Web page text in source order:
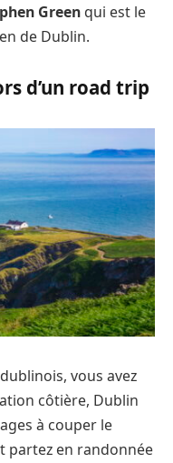
Green qui est le
de Dublin.
d’un road trip
vous avez
côtière, Dublin
à couper le
partez en randonnée